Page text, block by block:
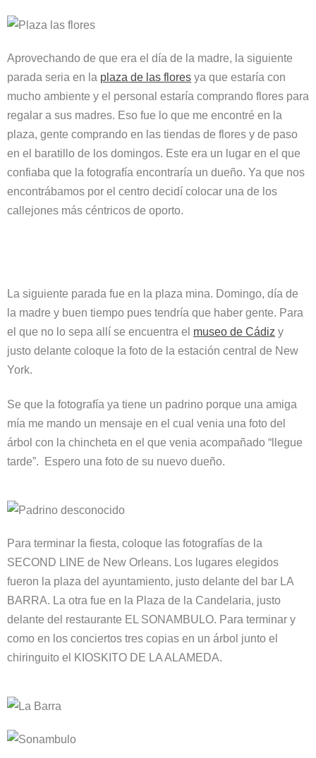
Aprovechando de que era el día de la madre, la siguiente
parada seria en la plaza de las flores ya que estaría con
mucho ambiente y el personal estaría comprando flores para
regalar a sus madres. Eso fue lo que me encontré en la
plaza, gente comprando en las tiendas de flores y de paso
en el baratillo de los domingos. Este era un lugar en el que
confiaba que la fotografía encontraría un dueño. Ya que nos
encontrábamos por el centro decidí colocar una de los
callejones más céntricos de oporto.
La siguiente parada fue en la plaza mina. Domingo, día de
la madre y buen tiempo pues tendría que haber gente. Para
el que no lo sepa allí se encuentra el museo de Cádiz y
justo delante coloque la foto de la estación central de New
York.
Se que la fotografía ya tiene un padrino porque una amiga
mía me mando un mensaje en el cual venia una foto del
árbol con la chincheta en el que venia acompañado “llegue
tarde”. Espero una foto de su nuevo dueño.
Para terminar la fiesta, coloque las fotografías de la
SECOND LINE de New Orleans. Los lugares elegidos
fueron la plaza del ayuntamiento, justo delante del bar LA
BARRA. La otra fue en la Plaza de la Candelaria, justo
delante del restaurante EL SONAMBULO. Para terminar y
como en los conciertos tres copias en un árbol junto el
chiringuito el KIOSKITO DE LA ALAMEDA.